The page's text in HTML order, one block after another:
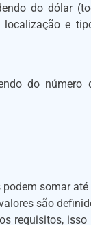
do dólar
e
do
somar até
são
requisitos,